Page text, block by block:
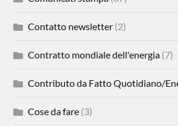
Contatto newsletter (2)
Contratto mondiale dell'energia (7)
Contributo da Fatto Quotidiano/
Cose da fare (3)